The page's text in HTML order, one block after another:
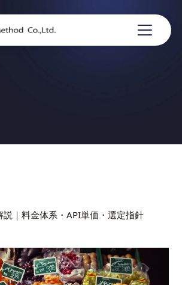
｜料金体系・API単価・選定指針